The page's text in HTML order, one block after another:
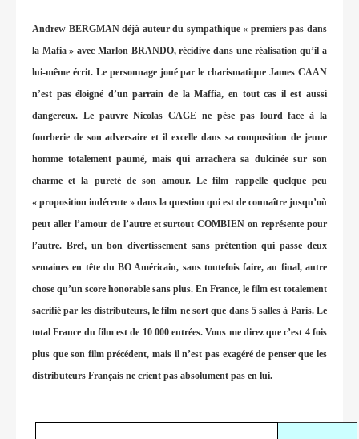
Andrew BERGMAN déjà auteur du sympathique « premiers pas dans
la Mafia » avec Marlon BRANDO, récidive dans une réalisation qu’il a
lui-même écrit. Le personnage joué par le charismatique James CAAN
n’est pas éloigné d’un parrain de la Maffia, en tout cas il est aussi
dangereux. Le pauvre Nicolas CAGE ne pèse pas lourd face à la
fourberie de son adversaire et il excelle dans sa composition de jeune
homme totalement paumé, mais qui arrachera sa dulcinée sur son
charme et la pureté de son amour. Le film rappelle quelque peu
« proposition indécente » dans la question qui est de connaître jusqu’où
peut aller l’amour de l’autre et surtout COMBIEN on représente pour
l’autre. Bref, un bon divertissement sans prétention qui passe deux
semaines en tête du BO Américain, sans toutefois faire, au final, autre
chose qu’un score honorable sans plus. En France, le film est totalement
sacrifié par les distributeurs, le film ne sort que dans 5 salles à Paris. Le
total France du film est de 10 000 entrées. Vous me direz que c’est 4 fois
plus que son film précédent, mais il n’est pas exagéré de penser que les
distributeurs Français ne crient pas absolument pas en lui.